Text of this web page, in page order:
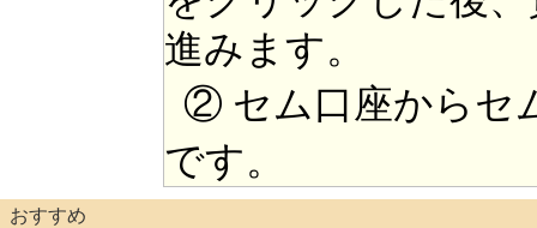
進みます。
② セム口座からセ
です。
おすすめ